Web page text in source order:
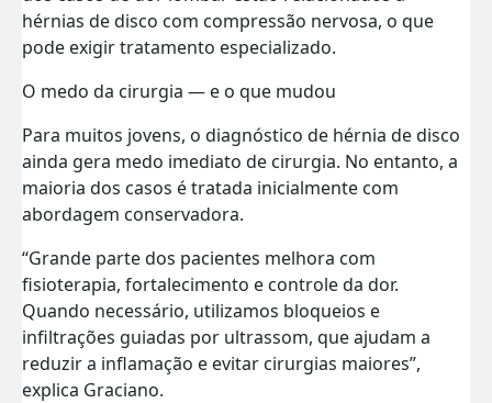
hérnias de disco com compressão nervosa, o que
pode exigir tratamento especializado.
O medo da cirurgia — e o que mudou
Para muitos jovens, o diagnóstico de hérnia de disco
ainda gera medo imediato de cirurgia. No entanto, a
maioria dos casos é tratada inicialmente com
abordagem conservadora.
“Grande parte dos pacientes melhora com
fisioterapia, fortalecimento e controle da dor.
Quando necessário, utilizamos bloqueios e
infiltrações guiadas por ultrassom, que ajudam a
reduzir a inflamação e evitar cirurgias maiores”,
explica Graciano.